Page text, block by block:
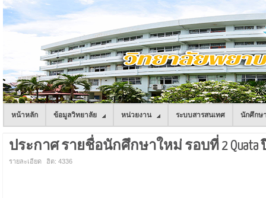
หน้าหลัก ข้อมูลวิทยาลัย หน่วยงาน ระบบสารสนเทศ นักศึกษ
ประกาศ รายชื่อนักศึกษาใหม่ รอบที่ 2 Quata
รายละเอียด ฮิต: 4336